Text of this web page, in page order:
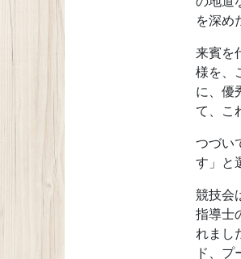
を深め
来賓を
様を、
に、優
て、こ
つづい
す」と
競技会
指導士
れまし
ド、プ